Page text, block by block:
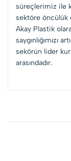
süreçlerimiz ile
sektöre öncülük
Akay Plastik
saygınlığımızı
sekörün lider
arasındadır.